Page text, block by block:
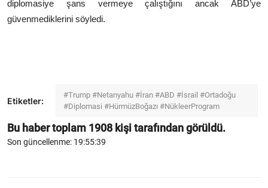
diplomasiye şans vermeye çalıştığını ancak ABD’ye
güvenmediklerini söyledi.
Etiketler:
#Trump #Netanyahu #İran #ABD #İsrail #Ortadoğu
#Diplomasi #HürmüzBoğazı #NükleerProgram
Bu haber toplam 1908 kişi tarafından görüldü.
Son güncellenme: 19:55:39